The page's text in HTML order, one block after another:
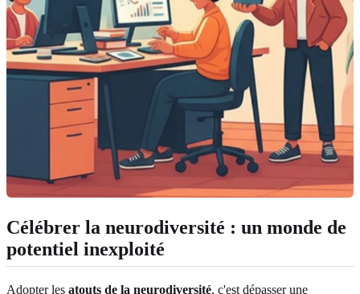
Célébrer la neurodiversité : un monde de
potentiel inexploité
Adopter les atouts de la neurodiversité, c'est dépasser une